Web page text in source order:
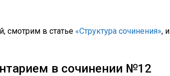
смотрим в статье «Структура сочинения», и
в сочинении №12